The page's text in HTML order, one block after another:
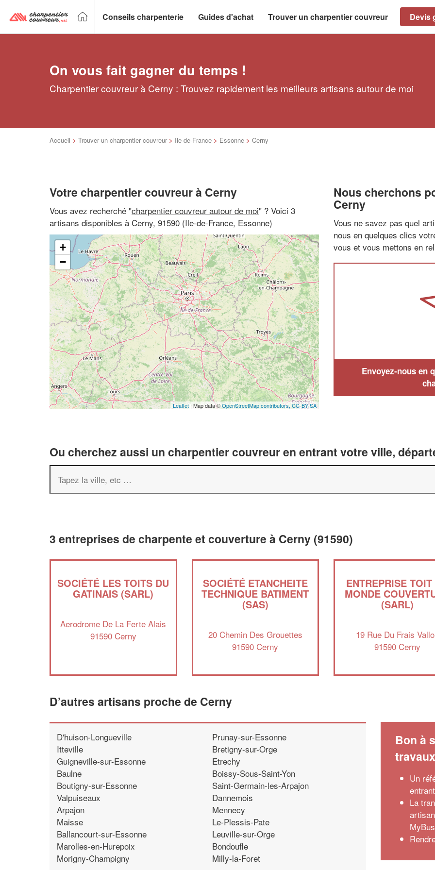
Conseils charpenterie Guides d'achat Trouver un charpentier couvreur Devis
On vous fait gagner du temps !
Charpentier couvreur à Cerny : Trouvez rapidement les meilleurs artisans autour de moi
Accueil > Trouver un charpentier couvreur > Ile-de-France > Essonne > Cerny
Votre charpentier couvreur à Cerny
Vous avez recherché "charpentier couvreur autour de moi" ? Voici 3
artisans disponibles à Cerny, 91590 (Ile-de-France, Essonne)
+
−
Leaflet | Map data ©OpenStreetMap contributors,CC-BY-SA
Nous cherchons
Cerny
Vous ne savez pas quel
nous en quelques clics
vous et vous mettons en
Envoyez-nous en
Ou cherchez aussi un charpentier couvreur en entrant votre ville,
3 entreprises de charpente et couverture à Cerny (91590)
SOCIÉTÉ LES TOITS DU
GATINAIS (SARL)
Aerodrome De La Ferte Alais
91590 Cerny
SOCIÉTÉ ETANCHEITE
TECHNIQUE BATIMENT
(SAS)
20 Chemin Des Grouettes
91590 Cerny
ENTREPRISE TOIT
MONDE
(SARL)
19 Rue Du Frais
91590 Cerny
D’autres artisans proche de Cerny
D'huison-Longueville
Itteville
Guigneville-sur-Essonne
Baulne
Boutigny-sur-Essonne
Valpuiseaux
Arpajon
Maisse
Ballancourt-sur-Essonne
Marolles-en-Hurepoix
Morigny-Champigny
Prunay-sur-Essonne
Bretigny-sur-Orge
Etrechy
Boissy-Sous-Saint-Yon
Saint-Germain-les-Arpajon
Dannemois
Mennecy
Le-Plessis-Pate
Leuville-sur-Orge
Bondoufle
Milly-la-Foret
Bon à
travaux
Un
La